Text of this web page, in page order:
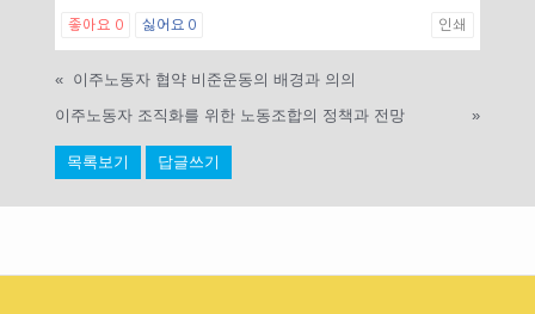
좋아요 0 싫어요 0 인쇄
« 이주노동자 협약 비준운동의 배경과 의의
이주노동자 조직화를 위한 노동조합의 정책과 전망
»
목록보기 답글쓰기